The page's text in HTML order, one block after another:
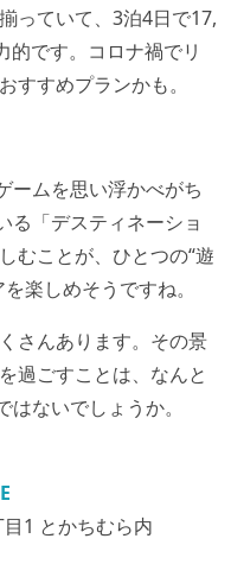
っていて、3泊4日で17,
的です。コロナ禍でリ
すすめプランかも。
ームを思い浮かべがち
る「デスティネーショ
むことが、ひとつの“遊
楽しめそうですね。
さんあります。その景
過ごすことは、なんと
はないでしょうか。
1 とかちむら内